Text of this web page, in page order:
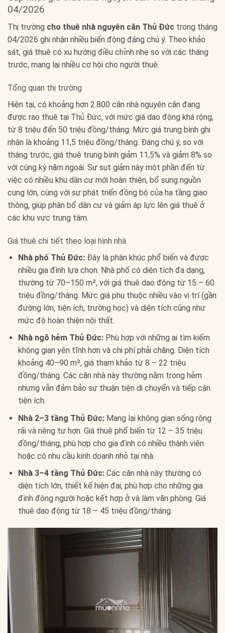
04/2026
Thị trường cho thuê nhà nguyên căn Thủ Đức trong tháng
04/2026 ghi nhận nhiều biến động đáng chú ý. Theo khảo
sát, giá thuê có xu hướng điều chỉnh nhẹ so với các tháng
trước, mang lại nhiều cơ hội cho người thuê.
Tổng quan thị trường
Hiện tại, có khoảng hơn 2.800 căn nhà nguyên căn đang
được rao thuê tại Thủ Đức, với mức giá dao động khá rộng,
từ 8 triệu đến 50 triệu đồng/tháng. Mức giá trung bình ghi
nhận là khoảng 11,5 triệu đồng/tháng. Đáng chú ý, so với
tháng trước, giá thuê trung bình giảm 11,5% và giảm 8% so
với cùng kỳ năm ngoái. Sự sụt giảm này một phần đến từ
việc có nhiều khu dân cư mới hoàn thiện, bổ sung nguồn
cung lớn, cùng với sự phát triển đồng bộ của hạ tầng giao
thông, giúp phân bổ dân cư và giảm áp lực lên giá thuê ở
các khu vực trung tâm.
Giá thuê chi tiết theo loại hình nhà
Nhà phố Thủ Đức:Đây là phân khúc phổ biến và được
nhiều gia đình lựa chọn. Nhà phố có diện tích đa dạng,
thường từ 70–150 m², với giá thuê dao động từ 15 – 60
triệu đồng/tháng. Mức giá phụ thuộc nhiều vào vị trí (gần
đường lớn, tiện ích, trường học) và diện tích cũng như
mức độ hoàn thiện nội thất.
Nhà ngõ hẻm Thủ Đức:Phù hợp với những ai tìm kiếm
không gian yên tĩnh hơn và chi phí phải chăng. Diện tích
khoảng 40–90 m², giá tham khảo từ 8 – 22 triệu
đồng/tháng. Các căn nhà này thường nằm trong hẻm
nhưng vẫn đảm bảo sự thuận tiện di chuyển và tiếp cận
tiện ích.
Nhà 2–3 tầng Thủ Đức:Mang lại không gian sống rộng
rãi và riêng tư hơn. Giá thuê phổ biến từ 12 – 35 triệu
đồng/tháng, phù hợp cho gia đình có nhiều thành viên
hoặc có nhu cầu kinh doanh nhỏ tại nhà.
Nhà 3–4 tầng Thủ Đức:Các căn nhà này thường có
diện tích lớn, thiết kế hiện đại, phù hợp cho những gia
đình đông người hoặc kết hợp ở và làm văn phòng. Giá
thuê dao động từ 18 – 45 triệu đồng/tháng.